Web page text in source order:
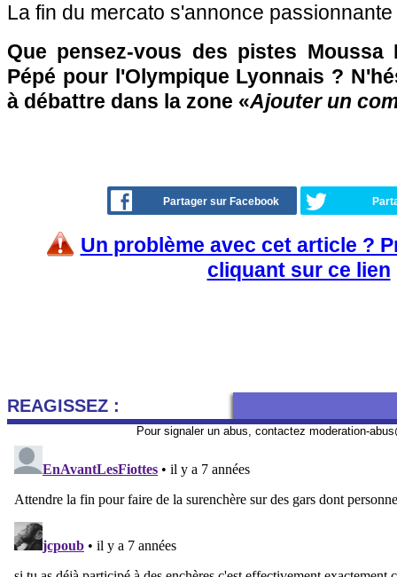
La fin du mercato s'annonce passionnante
Que pensez-vous des pistes Moussa
Pépé pour l'Olympique Lyonnais ?
à débattre dans la zone «Ajouter un
Partager sur Facebook
Un problème avec cet article ?
cliquant sur ce lien
REAGISSEZ :
Pour signaler un abus, contactez moderation-